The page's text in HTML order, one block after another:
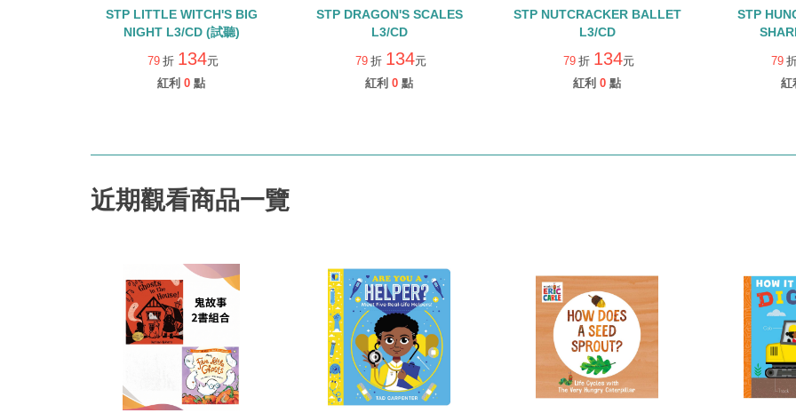
STP LITTLE WITCH'S BIG
NIGHT L3/CD (試聽)
79 折 134元
紅利 0 點
STP DRAGON'S SCALES
L3/CD
79 折 134元
紅利 0 點
STP NUTCRACKER BALLET
L3/CD
79 折 134元
紅利 0 點
STP
79
紅
近期觀看商品一覽